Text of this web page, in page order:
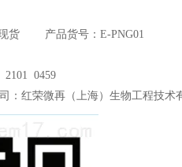
现货 产品货号：E-PNG01
0459
：红荣微再（上海）生物工程技术